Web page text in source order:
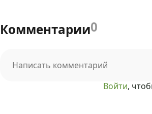
Комментарии0
Войти,